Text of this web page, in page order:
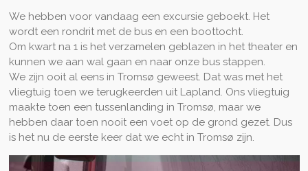
We hebben voor vandaag een excursie geboekt. Het
wordt een rondrit met de bus en een boottocht.
Om kwart na 1 is het verzamelen geblazen in het theater en
kunnen we aan wal gaan en naar onze bus stappen.
We zijn ooit al eens in Tromsø geweest. Dat was met het
vliegtuig toen we terugkeerden uit Lapland. Ons vliegtuig
maakte toen een tussenlanding in Tromsø, maar we
hebben daar toen nooit een voet op de grond gezet. Dus
is het nu de eerste keer dat we echt in Tromsø zijn.